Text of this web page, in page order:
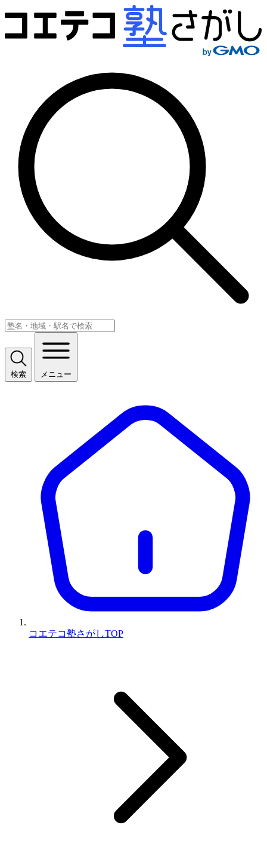
検索 メニュー
コエテコ塾さがしTOP